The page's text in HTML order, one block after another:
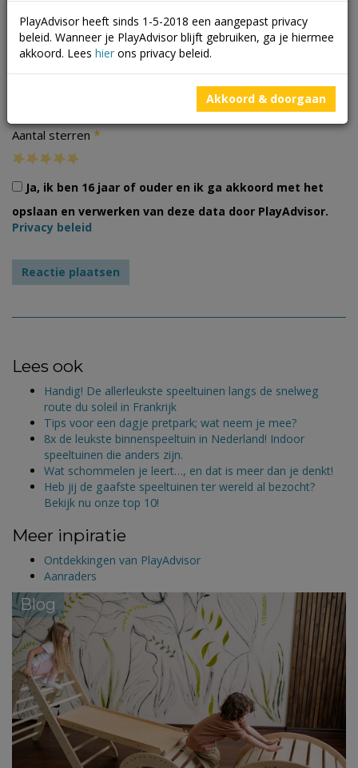
Aantal sterren *
Ja, ik ben 16 jaar of ouder en ik ga akkoord met het
opslaan en verwerken van deze data door PlayAdvisor.
Privacy beleid
Lees ook
Handig! De allerleukste speeltuinen langs de snelweg
route du soleil in Frankrijk
Tips voor een dagje pretpark; wat neem je mee?
8x de leukste binnenspeeltuin in Nederland! Indoor
speeltuinen die anders zijn.
Wat schommelen je leert…, en dat is meer dan je denkt!
Heb jij de gaafste speeltuinen ter wereld al bezocht?
Bekijk nu onze top 10!
Meer inpiratie
Ontdekkingen van PlayAdvisor
Aanraders
Blog
PlayAdvisor heeft sinds 1-5-2018 een aangepast privacy
beleid. Wanneer je PlayAdvisor blijft gebruiken, ga je hiermee
akkoord. Lees hier ons privacy beleid.
Akkoord & doorgaan